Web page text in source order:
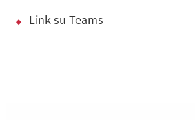
Link su Teams